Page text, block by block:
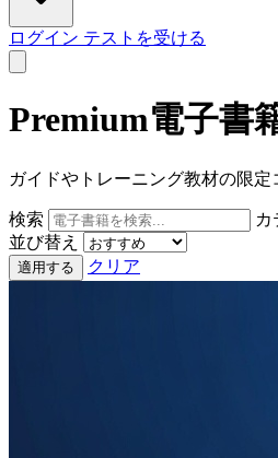
ログイン テストを受ける
Premium電子書
ガイドやトレーニング教材の限定
検索 カ
並び替え
適用する クリア